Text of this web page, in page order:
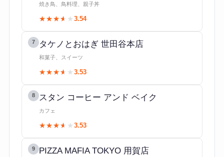
焼き鳥、鳥料理、親子丼
★★★★★
★★★★★ 3.54
7 タケノとおはぎ 世田谷本店
和菓子、スイーツ
★★★★★
★★★★★ 3.53
8 スタン コーヒー アンド ベイク
カフェ
★★★★★
★★★★★ 3.53
9 PIZZA MAFIA TOKYO 用賀店